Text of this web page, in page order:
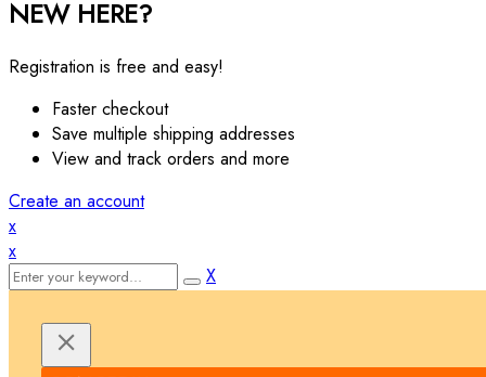
NEW HERE?
Registration is free and easy!
Faster checkout
Save multiple shipping addresses
View and track orders and more
Create an account
x
x
X